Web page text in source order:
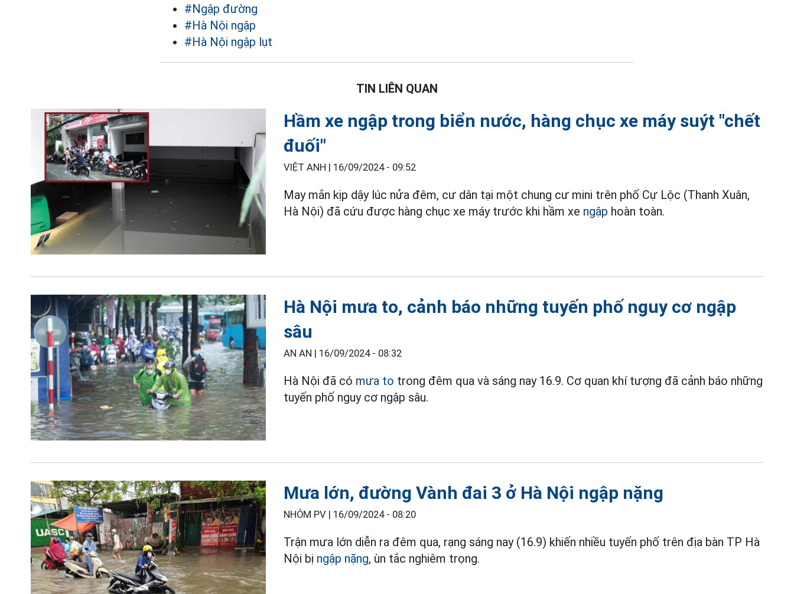
#Ngập đường
#Hà Nội ngập
#Hà Nội ngập lụt
TIN LIÊN QUAN
Hầm xe ngập trong biển nước, hàng chục xe máy suýt "chết
đuối"
VIỆT ANH | 16/09/2024 - 09:52
May mắn kịp dậy lúc nửa đêm, cư dân tại một chung cư mini trên phố Cự Lộc (Thanh Xuân,
Hà Nội) đã cứu được hàng chục xe máy trước khi hầm xe ngập hoàn toàn.
Hà Nội mưa to, cảnh báo những tuyến phố nguy cơ ngập
sâu
AN AN | 16/09/2024 - 08:32
Hà Nội đã có mưa to trong đêm qua và sáng nay 16.9. Cơ quan khí tượng đã cảnh báo những
tuyến phố nguy cơ ngập sâu.
Mưa lớn, đường Vành đai 3 ở Hà Nội ngập nặng
NHÓM PV | 16/09/2024 - 08:20
Trận mưa lớn diễn ra đêm qua, rạng sáng nay (16.9) khiến nhiều tuyến phố trên địa bàn TP Hà
Nội bị ngập nặng, ùn tắc nghiêm trọng.